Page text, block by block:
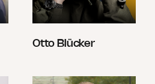
Otto Blücker